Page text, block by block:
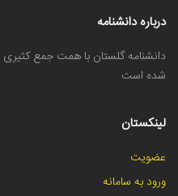
درباره دانشنامه
دانشنامه گلستان با همت جمع
شده است
لینکستان
عضویت
ورود به سامانه